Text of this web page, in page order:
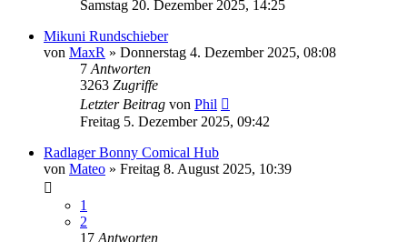
Samstag 20. Dezember 2025, 14:25
Mikuni Rundschieber
von MaxR » Donnerstag 4. Dezember 2025, 08:08
7 Antworten
3263 Zugriffe
Letzter Beitrag von Phil
Freitag 5. Dezember 2025, 09:42
Radlager Bonny Comical Hub
von Mateo » Freitag 8. August 2025, 10:39
1
2
17 Antworten